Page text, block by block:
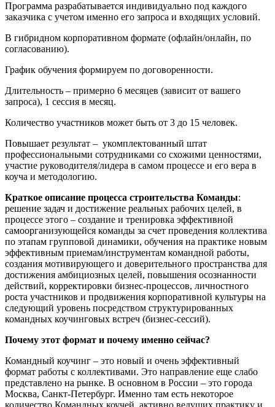
Программа разрабатывается индивидуально под каждого
заказчика с учетом именно его запроса и входящих условий.
В гибридном корпоративном формате (офлайн/онлайн, по
согласованию).
График обучения формируем по договоренности.
Длительность – примерно 6 месяцев (зависит от вашего
запроса), 1 сессия в месяц.
Количество участников может быть от 3 до 15 человек.
Повышает результат – укомплектованный штат
профессиональными сотрудниками со схожими ценностями,
участие руководителя/лидера в самом процессе и его вера в
коуча и методологию.
Краткое описание процесса строительства Команды:
решение задач и достижение реальных рабочих целей, в
процессе этого – создание и тренировка эффективной
самоорганизующейся команды за счет проведения коллектива
по этапам групповой динамики, обучения на практике новым
эффективным приемам/инструментам командной работы,
создания мотивирующего и доверительного пространства для
достижения амбициозных целей, повышения осознанности
действий, корректировки бизнес-процессов, личностного
роста участников и продвижения корпоративной культуры на
следующий уровень посредством структурированных
командных коучинговых встреч (бизнес-сессий).
Почему этот формат и почему именно сейчас?
Командный коучинг – это новый и очень эффективный
формат работы с коллективами. Это направление еще слабо
представлено на рынке. В основном в России – это города
Москва, Санкт-Петербург. Именно там есть некоторое